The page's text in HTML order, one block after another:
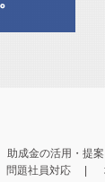
助成金の活用・提案
問題社員対応